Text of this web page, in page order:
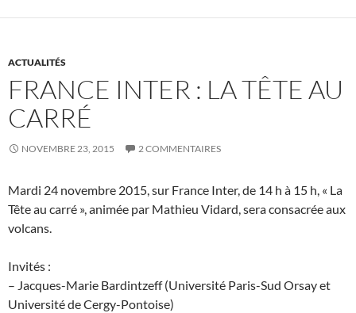
ACTUALITÉS
FRANCE INTER : LA TÊTE AU
CARRÉ
NOVEMBRE 23, 2015 2 COMMENTAIRES
Mardi 24 novembre 2015, sur France Inter, de 14 h à 15 h, « La
Tête au carré », animée par Mathieu Vidard, sera consacrée aux
volcans.
Invités :
– Jacques-Marie Bardintzeff (Université Paris-Sud Orsay et
Université de Cergy-Pontoise)